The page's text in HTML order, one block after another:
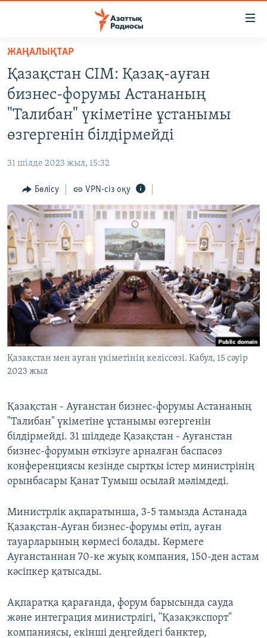
Skip
main
content
Skip
main
Skip
Search
САЯСАТ
AZATTYQTV
ҚАҢТАР ОҚИҒАСЫ
ӘЛЕУМЕТ
ӘЛЕМ
АРНАЙЫ ЖОБАЛАР
Русский
ЖАЗЫЛЫҢЫЗ
Басқа тілдерде
ЖАҢАЛЫҚТАР
Қазақстан СІМ: Қазақ-ауған
бизнес-форумы Астананың
"Талибан" үкіметіне ұстанымы
өзгергенін білдірмейді
31 шілде 2023 жыл, 15:32
Бөлісу VPN-сіз оқу
Қазақстан мен ауған үкіметінің келіссөзі. Кабул, 15 сәуір
2023 жыл
Қазақстан - Ауғанстан бизнес-форумы Астананың
"Талибан" үкіметіне ұстанымы өзгергенін
білдірмейді. 31 шілдеде Қазақстан - Ауғанстан
бизнес-форумын өткізуге арналған баспасөз
конференциясы кезінде сыртқы істер министрінің
орынбасары Қанат Тумыш осылай мәлімдеді.
Министрлік ақпаратынша, 3-5 тамызда Астанада
Қазақстан-Ауған бизнес-форумы өтіп, ауған
тауарларының көрмесі болады. Көрмеге
Ауғанстаннан 70-ке жуық компания, 150-ден астам
кәсіпкер қатысады.
Ақпаратқа қарағанда, форум барысында сауда
және интеграция министрлігі, "Қазақэкспорт"
компаниясы, екінші деңгейдегі банктер,